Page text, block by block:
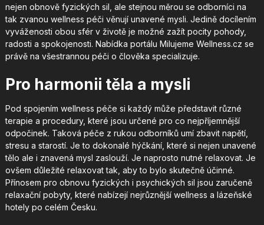
nejen obnově fyzických sil, ale stejnou měrou se odborníci na
tak zvanou wellness péči věnují unavené mysli. Jedině docílením
vyváženosti obou sfér v životě je možné zažít pocity pohody,
radosti a spokojenosti. Nabídka portálu Milujeme Wellness.cz se
právě na všestrannou péči o člověka specializuje.
Pro harmonii těla a mysli
Pod spojením wellness péče si každý může představit různé
terapie a procedury, které jsou určené pro co nejpříjemnější
odpočinek. Taková péče z rukou odborníků umí zbavit napětí,
stresu a starostí. Je to dokonalé hýčkání, které si nejen unavené
tělo ale i znavená mysl zaslouží. Je naprosto nutné relaxovat. Je
ovšem důležité relaxovat tak, aby to bylo skutečně účinné.
Přínosem pro obnovu fyzických i psychických sil jsou zaručeně
relaxační pobyty, které nabízejí nejrůznější wellness a lázeňské
hotely po celém Česku.